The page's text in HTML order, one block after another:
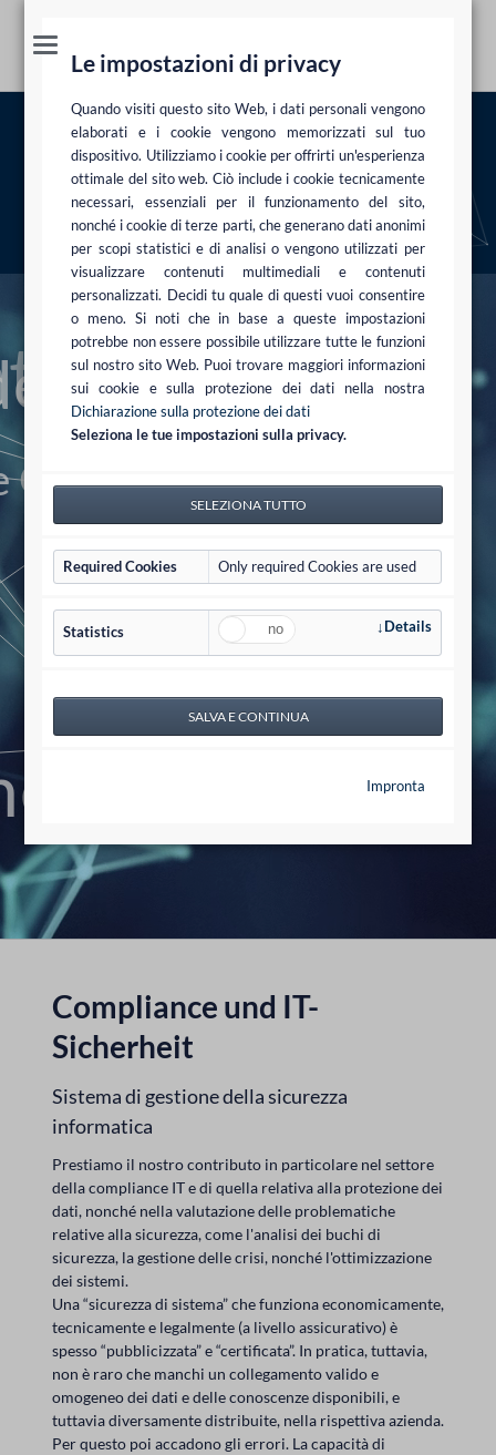
Le impostazioni di privacy
Quando visiti questo sito Web, i dati personali vengono
elaborati e i cookie vengono memorizzati sul tuo
dispositivo. Utilizziamo i cookie per offrirti un'esperienza
ottimale del sito web. Ciò include i cookie tecnicamente
necessari, essenziali per il funzionamento del sito,
nonché i cookie di terze parti, che generano dati anonimi
per scopi statistici e di analisi o vengono utilizzati per
visualizzare contenuti multimediali e contenuti
personalizzati. Decidi tu quale di questi vuoi consentire
o meno. Si noti che in base a queste impostazioni
potrebbe non essere possibile utilizzare tutte le funzioni
sul nostro sito Web. Puoi trovare maggiori informazioni
sui cookie e sulla protezione dei dati nella nostra
Dichiarazione sulla protezione dei dati
Seleziona le tue impostazioni sulla privacy.
Required Cookies Only required Cookies are used
Statistics Details
Impronta
Gestione della sicurezza delle informazioni
ISMS
Aree di attività Compliance e sicurezza IT
Gestione della sicurezza delle
informazioni ISMS
Kodex
ISMS
Compliance
IT-Sicherheit
Compliance und IT-
Sicherheit
Sistema di gestione della sicurezza
informatica
Prestiamo il nostro contributo in particolare nel settore
della compliance IT e di quella relativa alla protezione dei
dati, nonché nella valutazione delle problematiche
relative alla sicurezza, come l'analisi dei buchi di
sicurezza, la gestione delle crisi, nonché l'ottimizzazione
dei sistemi.
Una “sicurezza di sistema” che funziona economicamente,
tecnicamente e legalmente (a livello assicurativo) è
spesso “pubblicizzata” e “certificata”. In pratica, tuttavia,
non è raro che manchi un collegamento valido e
omogeneo dei dati e delle conoscenze disponibili, e
tuttavia diversamente distribuite, nella rispettiva azienda.
Per questo poi accadono gli errori. La capacità di